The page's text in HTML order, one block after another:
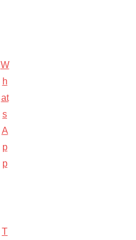
W
h
at
s
A
p
p
T